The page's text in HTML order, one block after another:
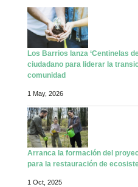
Los Barrios lanza ‘Centinelas
ciudadano para liderar la
comunidad
1 May, 2026
Arranca la formación del
para la restauración de
1 Oct, 2025